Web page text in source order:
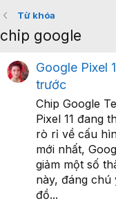
Từ khóa
chip google
Google Pixel
trước
Chip Google
Pixel 11 đang
rò rỉ về cấu
mới nhất,
giảm một số
này, đáng chú
đồ...